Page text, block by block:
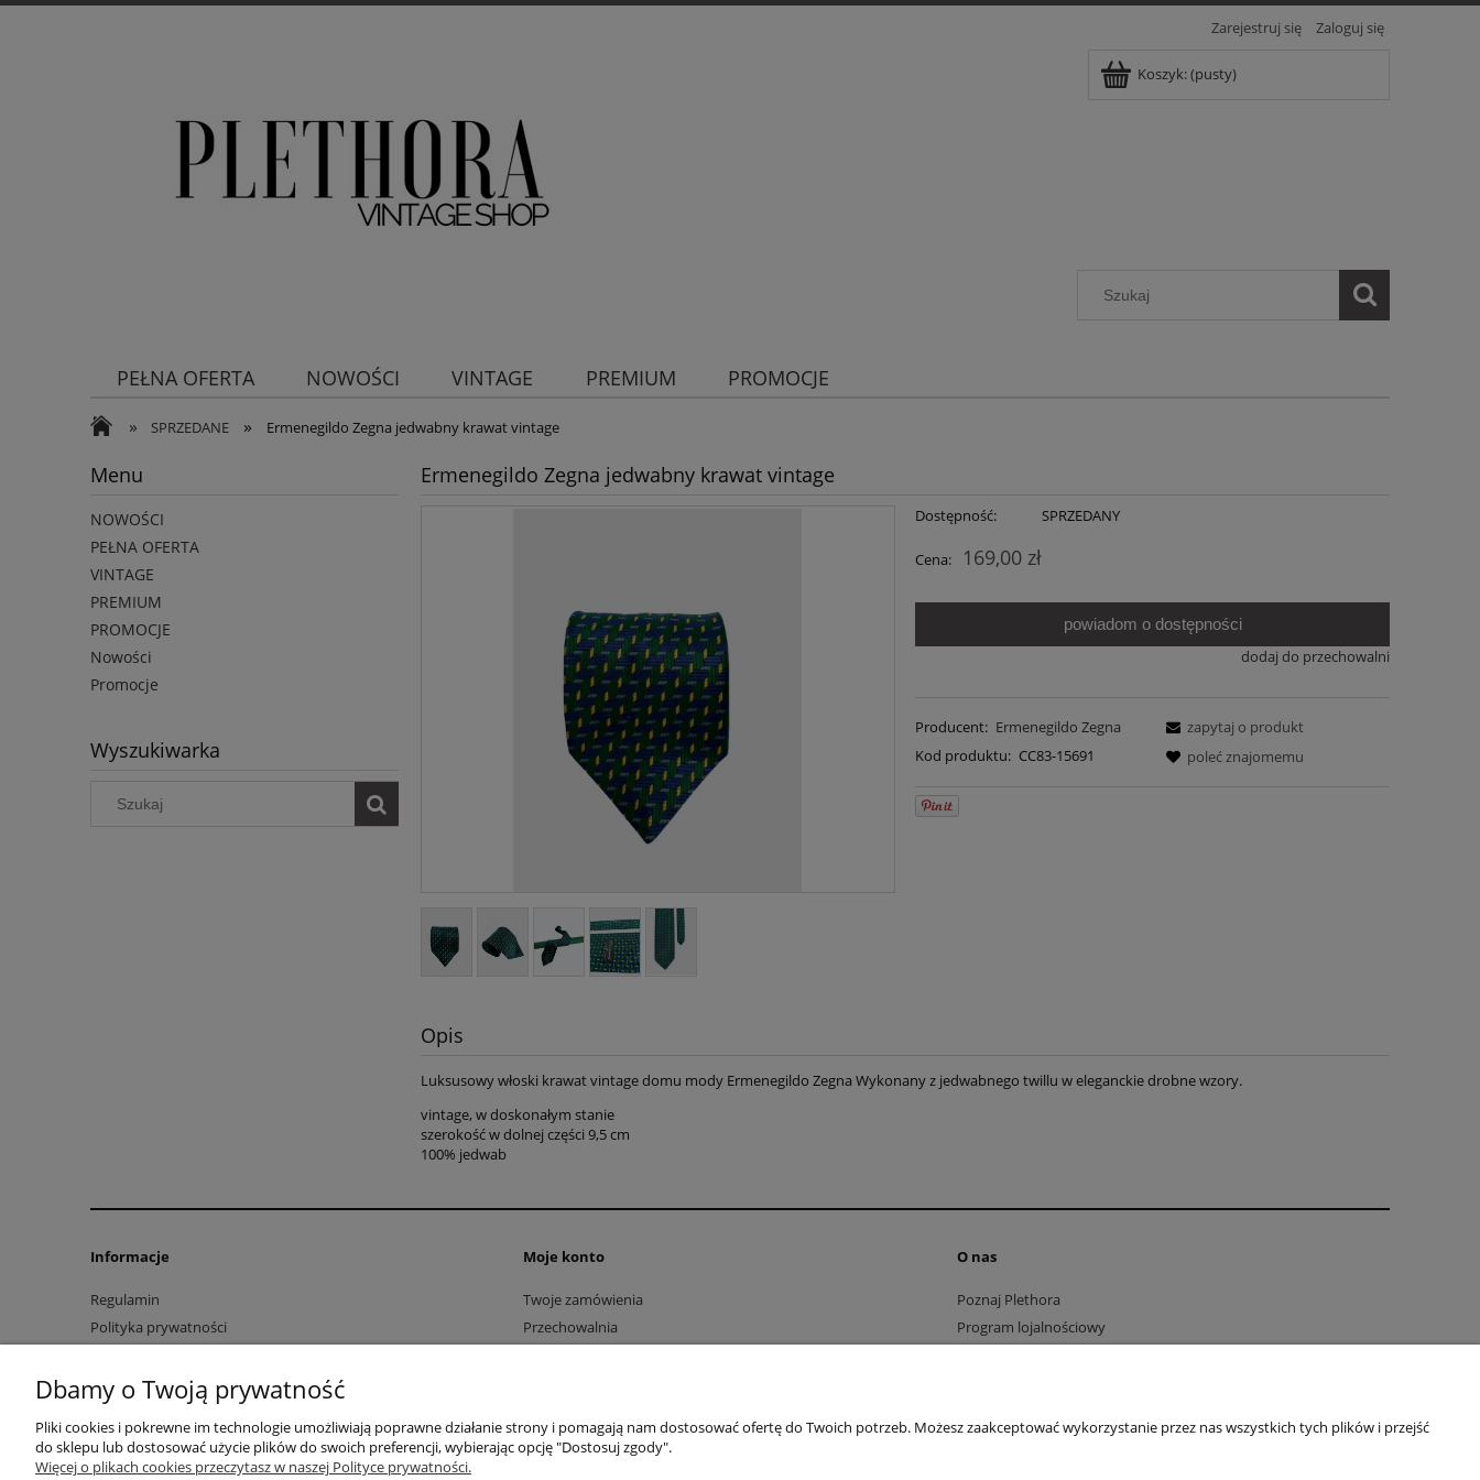
Zarejestruj się Zaloguj się
Koszyk:(pusty)
PEŁNA OFERTA NOWOŚCI VINTAGE PREMIUM PROMOCJE
» SPRZEDANE » Ermenegildo Zegna jedwabny krawat vintage
Menu
NOWOŚCI
PEŁNA OFERTA
VINTAGE
PREMIUM
PROMOCJE
Nowości
Promocje
Wyszukiwarka
Ermenegildo Zegna jedwabny krawat vintage
Dostępność: SPRZEDANY
Cena: 169,00 zł
powiadom o dostępności
dodaj do przechowalni
Producent: Ermenegildo Zegna
Kod produktu: CC83-15691
zapytaj o produkt
poleć znajomemu
Opis
Luksusowy włoski krawat vintage domu mody Ermenegildo Zegna Wykonany z jedwabnego twillu w eleganckie drobne wzory.
vintage, w doskonałym stanie
szerokość w dolnej części 9,5 cm
100% jedwab
Informacje
Regulamin
Polityka prywatności
Worldwide Shipping
Czas realizacji zamówienia
Zwroty
Polityka plików cookies
Moje konto
Twoje zamówienia
Przechowalnia
O nas
Poznaj Plethora
Program lojalnościowy
Dbamy o Twoją prywatność
Pliki cookies i pokrewne im technologie umożliwiają poprawne działanie strony i pomagają nam dostosować ofertę do Twoich potrzeb. Możesz zaakceptować wykorzystanie przez nas wszystkich tych plików i przejść
do sklepu lub dostosować użycie plików do swoich preferencji, wybierając opcję "Dostosuj zgody".
Więcej o plikach cookies przeczytasz w naszej Polityce prywatności.